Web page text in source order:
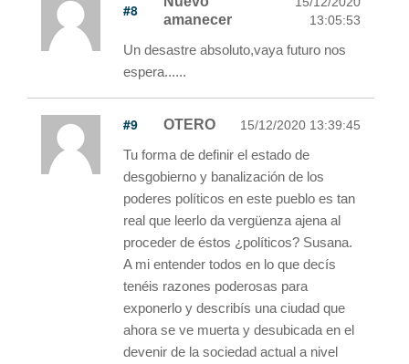
#8
amanecer
13:05:53
Un desastre absoluto,vaya futuro nos
espera......
#9 OTERO 15/12/2020 13:39:45
Tu forma de definir el estado de
desgobierno y banalización de los
poderes políticos en este pueblo es tan
real que leerlo da vergüenza ajena al
proceder de éstos ¿políticos? Susana.
A mi entender todos en lo que decís
tenéis razones poderosas para
exponerlo y describís una ciudad que
ahora se ve muerta y desubicada en el
devenir de la sociedad actual a nivel